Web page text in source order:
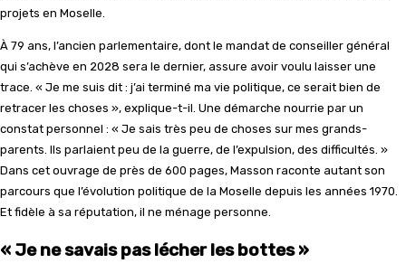
projets en Moselle.
À 79 ans, l’ancien parlementaire, dont le mandat de conseiller général
qui s’achève en 2028 sera le dernier, assure avoir voulu laisser une
trace. « Je me suis dit : j’ai terminé ma vie politique, ce serait bien de
retracer les choses », explique-t-il. Une démarche nourrie par un
constat personnel : « Je sais très peu de choses sur mes grands-
parents. Ils parlaient peu de la guerre, de l’expulsion, des difficultés. »
Dans cet ouvrage de près de 600 pages, Masson raconte autant son
parcours que l’évolution politique de la Moselle depuis les années 1970.
Et fidèle à sa réputation, il ne ménage personne.
« Je ne savais pas lécher les bottes »